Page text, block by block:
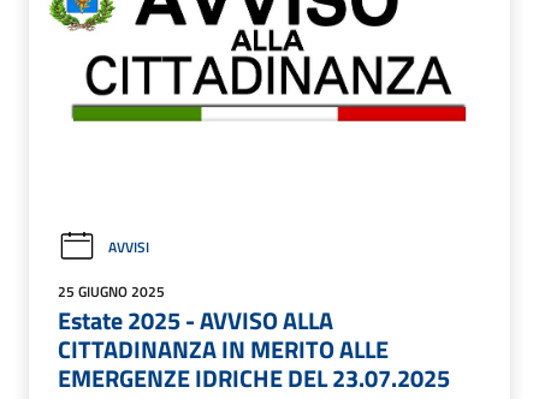
AVVISI
25 GIUGNO 2025
Estate 2025 - AVVISO ALLA
CITTADINANZA IN MERITO ALLE
EMERGENZE IDRICHE DEL 23.07.2025